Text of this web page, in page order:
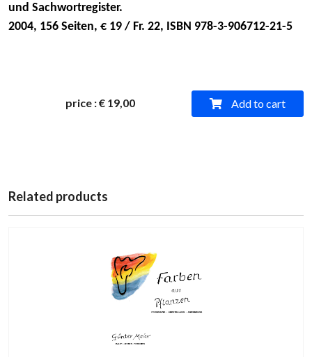
und Sachwortregister.
2004, 156 Seiten, € 19 / Fr. 22, ISBN 978-3-906712-21-5
price:€ 19,00 Add to cart
Related products